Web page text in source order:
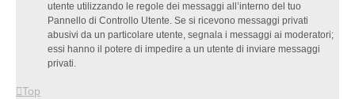
utente utilizzando le regole dei messaggi all’interno del tuo
Pannello di Controllo Utente. Se si ricevono messaggi privati ​​
abusivi da un particolare utente, segnala i messaggi ai moderatori;
essi hanno il potere di impedire a un utente di inviare messaggi
privati​​.
Top